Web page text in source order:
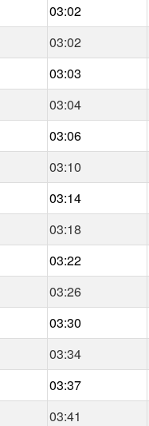
03:02
03:02
03:03
03:04
03:06
03:10
03:14
03:18
03:22
03:26
03:30
03:34
03:37
03:41